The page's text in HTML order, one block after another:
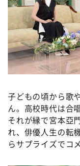
子どもの頃から歌
ん。高校時代は合
それが縁で宮本亞
れ、俳優人生の転
らサプライズでコ